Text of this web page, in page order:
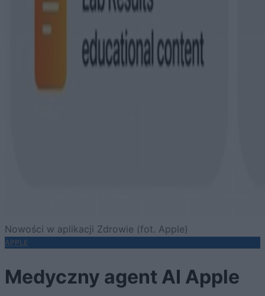
Nowości w aplikacji Zdrowie (fot. Apple)
APPLE
Medyczny agent AI Apple